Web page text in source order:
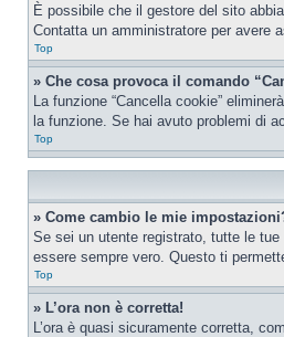
È possibile che il gestore del sito
Contatta un amministratore per avere
Top
» Che cosa provoca il comando
La funzione “Cancella cookie”
la funzione. Se hai avuto problemi di
Top
» Come cambio le mie
Se sei un utente registrato, tutte le
essere sempre vero. Questo ti
Top
» L’ora non è corretta!
L’ora è quasi sicuramente corretta,